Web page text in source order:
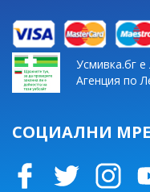
Усмивка.бг
Агенция по
СОЦИАЛНИ